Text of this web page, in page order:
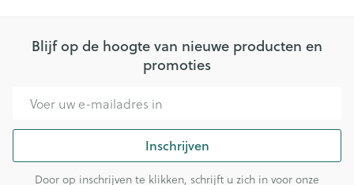
Blijf op de hoogte van nieuwe producten en
promoties
Inschrijven
Door op inschrijven te klikken, schrijft u zich in voor onze